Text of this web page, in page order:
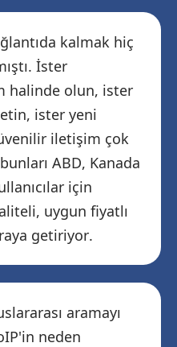
kalmak hiç
İster
halinde olun, ister
ister yeni
iletişim çok
ABD, Kanada
için
uygun fiyatlı
getiriyor.
aramayı
neden